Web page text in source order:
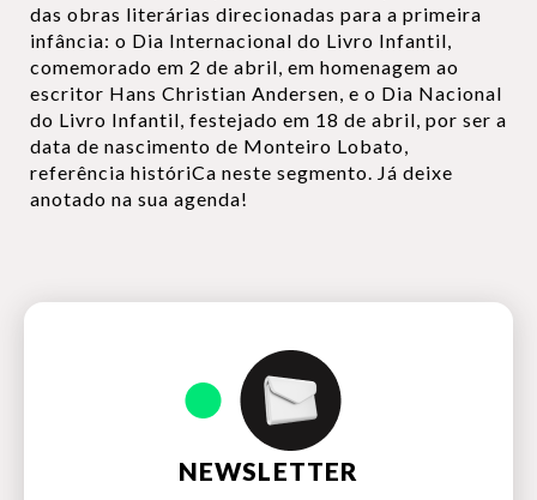
das obras literárias direcionadas para a primeira
infância: o Dia Internacional do Livro Infantil,
comemorado em 2 de abril, em homenagem ao
escritor Hans Christian Andersen, e o Dia Nacional
do Livro Infantil, festejado em 18 de abril, por ser a
data de nascimento de Monteiro Lobato,
referência históriCa neste segmento. Já deixe
anotado na sua agenda!
NEWSLETTER